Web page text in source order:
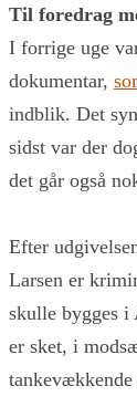
Til foredrag
I forrige uge
dokumentar,
indblik. Det
sidst var der
det går også
Efter
Larsen er
skulle bygges i
er sket, i